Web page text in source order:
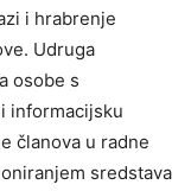
i hrabrenje
Udruga
osobe s
informacijsku
članova u radne
sredstava